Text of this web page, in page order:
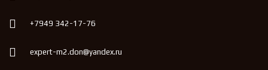
+7949 342-17-76
expert-m2.don@yandex.ru